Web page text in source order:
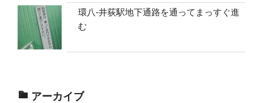
環八-井荻駅地下通路を通ってまっすぐ進
む
アーカイブ